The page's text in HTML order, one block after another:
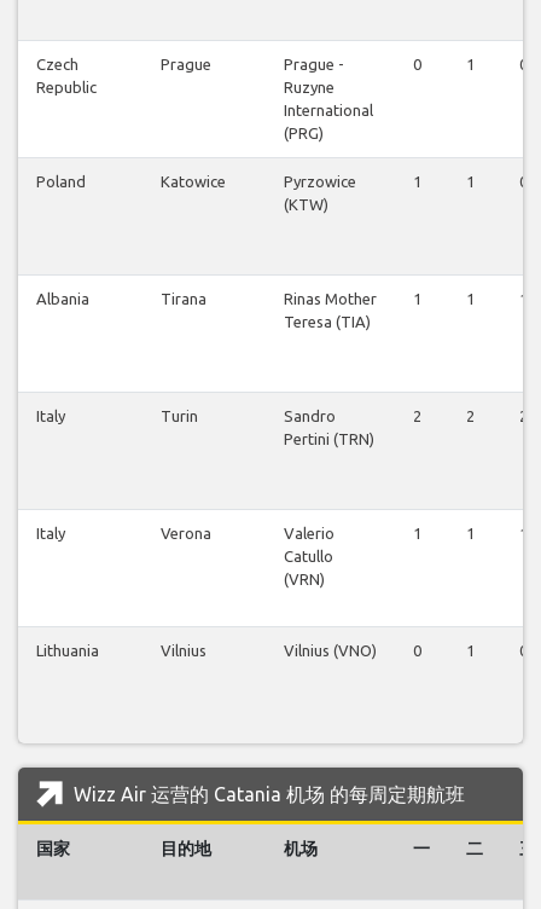
Czech
Republic
Prague
Prague -
Ruzyne
International
(PRG)
0 1 0
Poland Katowice
Pyrzowice
(KTW)
1 1 0
Albania Tirana
Rinas Mother
Teresa (TIA)
1 1 1
Italy Turin
Sandro
Pertini (TRN)
2 2 2
Italy Verona
Valerio
Catullo
(VRN)
1 1 1
Lithuania Vilnius Vilnius (VNO) 0 1 0
Wizz Air 运营的 Catania 机场 的每周定期航班
国家 目的地 机场 一 二 三